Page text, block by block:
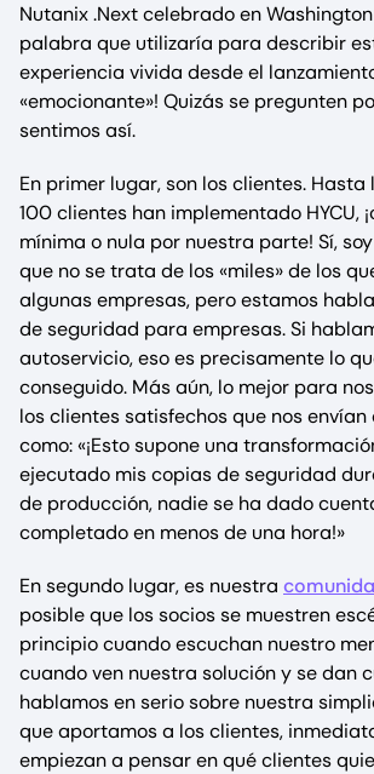
Nutanix .Next celebrado en Washington
palabra que utilizaría para describir
experiencia vivida desde el
«emocionante»! Quizás se pregunten
sentimos así.
En primer lugar, son los clientes.
100 clientes han implementado HYCU,
mínima o nula por nuestra parte! Sí,
que no se trata de los «miles» de los
algunas empresas, pero estamos
de seguridad para empresas. Si
autoservicio, eso es precisamente lo
conseguido. Más aún, lo mejor para
los clientes satisfechos que nos
como: «¡Esto supone una
ejecutado mis copias de seguridad
de producción, nadie se ha dado
completado en menos de una hora!»
En segundo lugar, es nuestra
posible que los socios se muestren
principio cuando escuchan nuestro
cuando ven nuestra solución y se dan
hablamos en serio sobre nuestra
que aportamos a los clientes,
empiezan a pensar en qué clientes